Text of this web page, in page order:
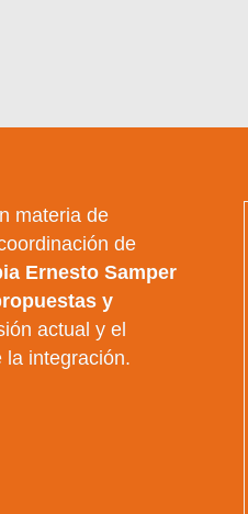
materia de
de
Ernesto Samper
y
actual y el
la integración.